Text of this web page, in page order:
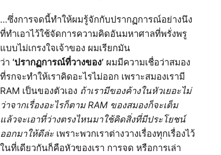
…ซึ่งการจดนี้ทำให้ผมรู้จักกับปรากฏการณ์อย่างนึง
ที่ทำเอาไว้ใช้จัดการความคิดอันมหาศาลที่พรั่งพรู
แบบไม่เกรงใจเจ้าของ ผมเรียกมัน
ว่า ‘ปรากฏการณ์ที่วางของ’ ผมมีความเชื่อว่าสมอง
ที่รกจะทำให้เราคิดอะไรไม่ออก เพราะสมองเรามี
RAM เป็นของตัวเอง ถ้าเรามีของค้างในหัวเยอะไม่
ว่าจากเรื่องอะไรก็ตาม RAM ของสมองก็จะเต็ม
แล้วจะเอาที่ว่างตรงไหนมาใช้คิดสิ่งที่มีประโยชน์
ออกมาให้ดีล่ะเพราะพวกเราต่างวางเรื่องทุกเรื่องไว้
ในที่เดียวกันก็คือหัวของเรา การจด หรือการเล่า